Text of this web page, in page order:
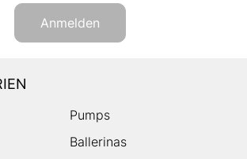
Anmelden
Pumps
Ballerinas